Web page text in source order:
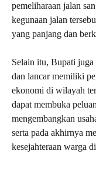
pemeliharaan jalan
kegunaan jalan
yang panjang dan
Selain itu, Bupati juga
dan lancar memiliki
ekonomi di wilayah
dapat membuka
mengembangkan
serta pada akhirnya
kesejahteraan warga